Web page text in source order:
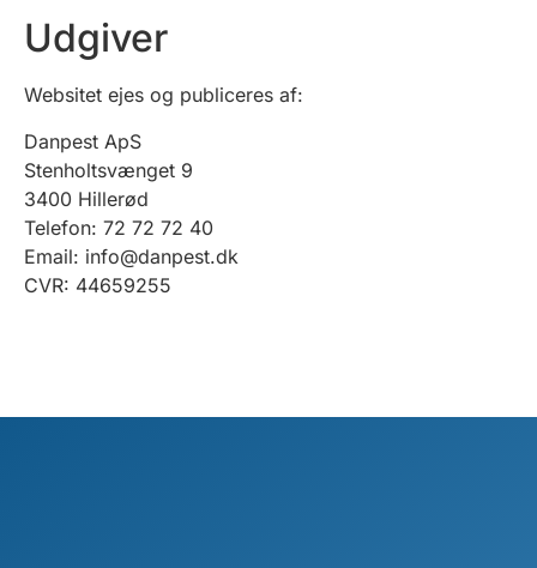
Udgiver
Websitet ejes og publiceres af:
Danpest ApS
Stenholtsvænget 9
3400 Hillerød
Telefon: 72 72 72 40
Email: info@danpest.dk
CVR: 44659255